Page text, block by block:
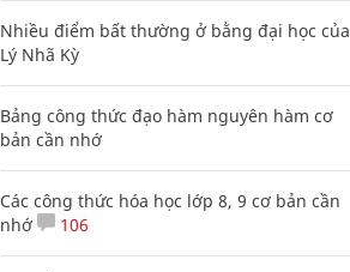
Nhiều điểm bất thường ở bằng đại học của
Lý Nhã Kỳ
Bảng công thức đạo hàm nguyên hàm cơ
bản cần nhớ
Các công thức hóa học lớp 8, 9 cơ bản cần
nhớ
106